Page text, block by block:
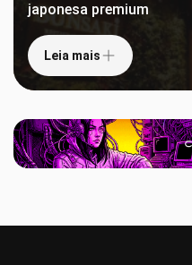
japonesa premium
Leia mais